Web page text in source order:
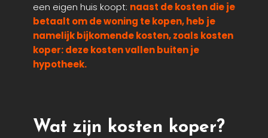
een eigen huis koopt: naast de kosten die je
betaalt om de woning te kopen, heb je
namelijk bijkomende kosten, zoals kosten
koper: deze kosten vallen buiten je
hypotheek.
Wat zijn kosten koper?